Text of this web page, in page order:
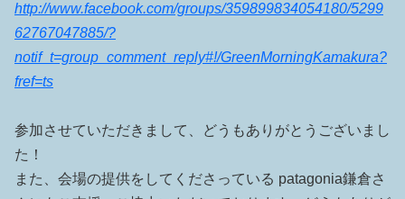
http://www.facebook.com/groups/359899834054180/5299
62767047885/?
notif_t=group_comment_reply#!/GreenMorningKamakura?
fref=ts
参加させていただきまして、どうもありがとうございまし
た！
また、会場の提供をしてくださっている patagonia鎌倉さ